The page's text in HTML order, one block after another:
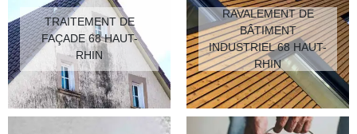
TRAITEMENT DE
FAÇADE 68 HAUT-
RHIN
RAVALEMENT DE
BÂTIMENT
INDUSTRIEL 68 HAUT-
RHIN